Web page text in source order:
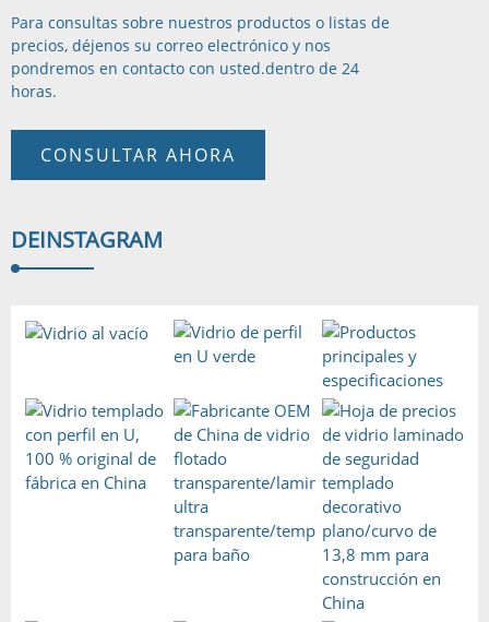
Para consultas sobre nuestros productos o listas de
precios, déjenos su correo electrónico y nos
pondremos en contacto con usted.dentro de 24
horas.
CONSULTAR AHORA
DEINSTAGRAM